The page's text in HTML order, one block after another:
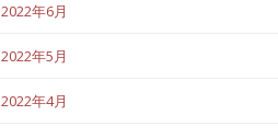
2022年6月
2022年5月
2022年4月